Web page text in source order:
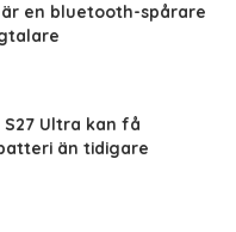
är en bluetooth-spårare
Ultra kan få
än tidigare